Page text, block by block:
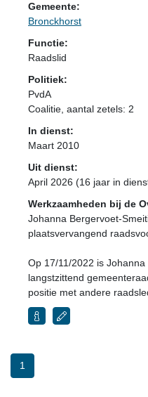
Gemeente:
Bronckhorst
Functie:
Raadslid
Politiek:
PvdA
Coalitie , aantal zetels: 2
In dienst:
Maart 2010
Uit dienst:
April 2026 (16 jaar in
Werkzaamheden bij de
Johanna Bergervoet-
plaatsvervangend
Op 17/11/2022 is
langstzittend
positie met andere
1